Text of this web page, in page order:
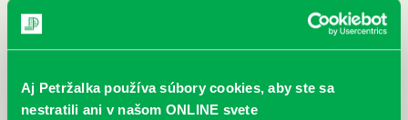
Aj Petržalka používa súbory cookies, aby ste sa
nestratili ani v našom ONLINE svete